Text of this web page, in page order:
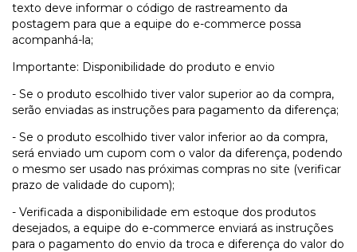
texto deve informar o código de rastreamento da
postagem para que a equipe do e-commerce possa
acompanhá-la;
Importante: Disponibilidade do produto e envio
- Se o produto escolhido tiver valor superior ao da compra,
serão enviadas as instruções para pagamento da diferença;
- Se o produto escolhido tiver valor inferior ao da compra,
será enviado um cupom com o valor da diferença, podendo
o mesmo ser usado nas próximas compras no site (verificar
prazo de validade do cupom);
- Verificada a disponibilidade em estoque dos produtos
desejados, a equipe do e-commerce enviará as instruções
para o pagamento do envio da troca e diferença do valor do